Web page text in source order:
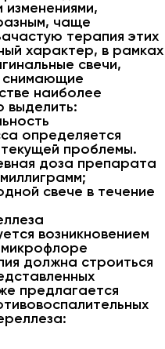
изменениями,
чаще
терапия этих
характер, в рамках
свечи,
наиболее
выделить:
определяется
проблемы.
доза препарата
свече в течение
возникновением
микрофлоре
должна строиться
предлагается